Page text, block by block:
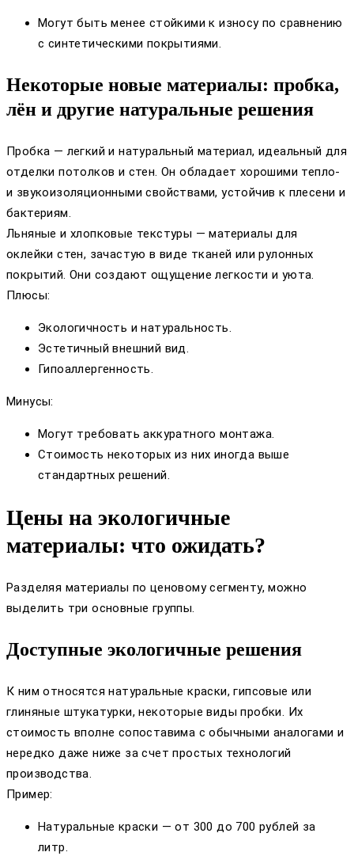
Могут быть менее стойкими к износу по сравнению
с синтетическими покрытиями.
Некоторые новые материалы: пробка,
лён и другие натуральные решения
Пробка — легкий и натуральный материал, идеальный для
отделки потолков и стен. Он обладает хорошими тепло-
и звукоизоляционными свойствами, устойчив к плесени и
бактериям.
Льняные и хлопковые текстуры — материалы для
оклейки стен, зачастую в виде тканей или рулонных
покрытий. Они создают ощущение легкости и уюта.
Плюсы:
Экологичность и натуральность.
Эстетичный внешний вид.
Гипоаллергенность.
Минусы:
Могут требовать аккуратного монтажа.
Стоимость некоторых из них иногда выше
стандартных решений.
Цены на экологичные
материалы: что ожидать?
Разделяя материалы по ценовому сегменту, можно
выделить три основные группы.
Доступные экологичные решения
К ним относятся натуральные краски, гипсовые или
глиняные штукатурки, некоторые виды пробки. Их
стоимость вполне сопоставима с обычными аналогами и
нередко даже ниже за счет простых технологий
производства.
Пример:
Натуральные краски — от 300 до 700 рублей за
литр.